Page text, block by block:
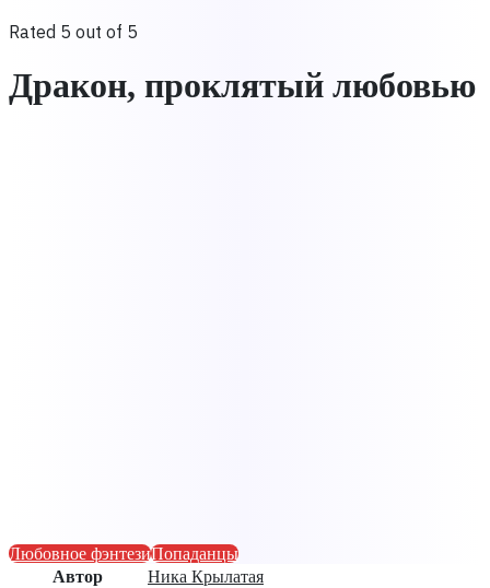
Rated 5 out of 5
Дракон, проклятый любовью
Любовное фэнтезиПопаданцы
Автор
Ника Крылатая